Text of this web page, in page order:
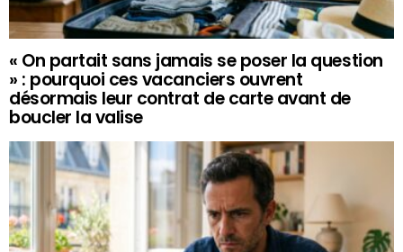
« On partait sans jamais se poser la question
» : pourquoi ces vacanciers ouvrent
désormais leur contrat de carte avant de
boucler la valise